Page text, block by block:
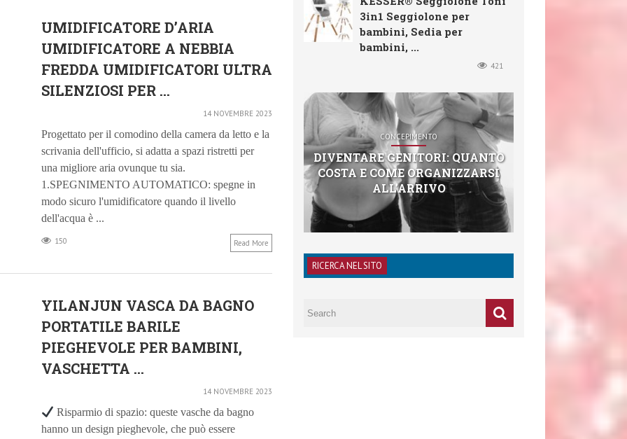
UMIDIFICATORE D’ARIA
UMIDIFICATORE A NEBBIA
FREDDA UMIDIFICATORI ULTRA
SILENZIOSI PER ...
14 NOVEMBRE 2023
Progettato per il comodino della camera da letto e la
scrivania dell'ufficio, si adatta a spazi ristretti per
una migliore aria ovunque tu sia.
1.SPEGNIMENTO AUTOMATICO: spegne in
modo sicuro l'umidificatore quando il livello
dell'acqua è ...
150 Read More
YILANJUN VASCA DA BAGNO
PORTATILE BARILE
PIEGHEVOLE PER BAMBINI,
VASCHETTA ...
14 NOVEMBRE 2023
Risparmio di spazio: queste vasche da bagno
hanno un design pieghevole, che può essere
3in1 Seggiolone per
bambini, Sedia per
bambini, ...
421
CONCEPIMENTO
DIVENTARE GENITORI: QUANTO
COSTA E COME ORGANIZZARSI
ALL’ARRIVO
RICERCA NEL SITO